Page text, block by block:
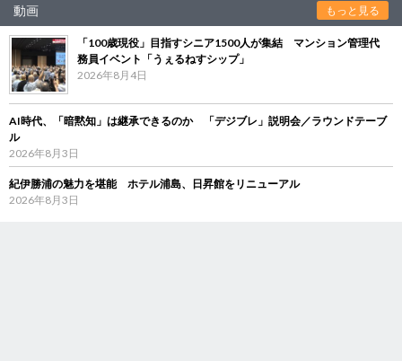
動画 もっと見る
「100歳現役」目指すシニア1500人が集結 マンション管理代
務員イベント「うぇるねすシップ」
2026年8月4日
AI時代、「暗黙知」は継承できるのか 「デジブレ」説明会／ラウンドテーブ
ル
2026年8月3日
紀伊勝浦の魅力を堪能 ホテル浦島、日昇館をリニューアル
2026年8月3日